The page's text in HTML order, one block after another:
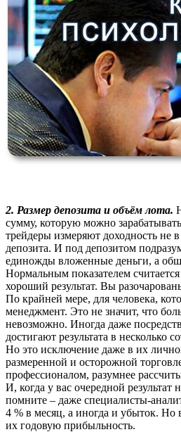
2. Размер депозита и объём лота.
сумму, которую можно
трейдеры измеряют доходность не
депозита. И под депозитом
единожды вложенные деньги, а
Нормальным показателем
хороший результат. Вы
По крайней мере, для человека,
менеджмент. Это не значит, что
невозможно. Иногда даже
достигают результата в несколько
Но это исключение даже в их
размеренной и осторожной
профессионалом, разумнее
И, когда у вас очередной результат
помните – даже специалисты-
4 % в месяц, а иногда и убыток. Но
их годовую прибыльность.